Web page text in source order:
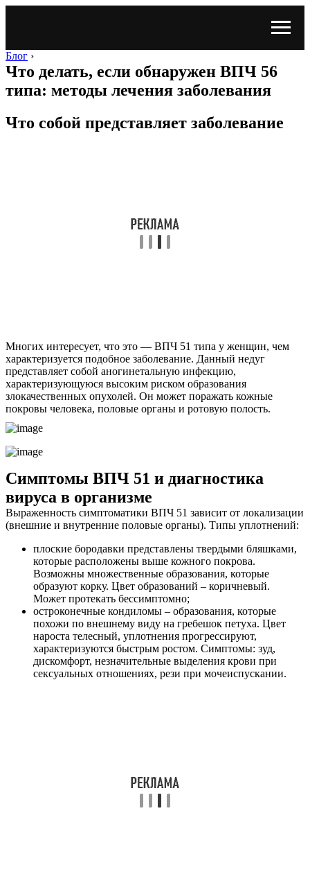
Блог ›
Что делать, если обнаружен ВПЧ 56
типа: методы лечения заболевания
Что собой представляет заболевание
Многих интересует, что это — ВПЧ 51 типа у женщин, чем
характеризуется подобное заболевание. Данный недуг
представляет собой аногинетальную инфекцию,
характеризующуюся высоким риском образования
злокачественных опухолей. Он может поражать кожные
покровы человека, половые органы и ротовую полость.
Симптомы ВПЧ 51 и диагностика
вируса в организме
Выраженность симптоматики ВПЧ 51 зависит от локализации
(внешние и внутренние половые органы). Типы уплотнений:
плоские бородавки представлены твердыми бляшками,
которые расположены выше кожного покрова.
Возможны множественные образования, которые
образуют корку. Цвет образований – коричневый.
Может протекать бессимптомно;
остроконечные кондиломы – образования, которые
похожи по внешнему виду на гребешок петуха. Цвет
нароста телесный, уплотнения прогрессируют,
характеризуются быстрым ростом. Симптомы: зуд,
дискомфорт, незначительные выделения крови при
сексуальных отношениях, рези при мочеиспускании.